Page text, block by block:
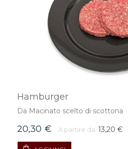
Hamburger
Da Macinato scelto di scottona
20,30 € A partire da: 13,20 €